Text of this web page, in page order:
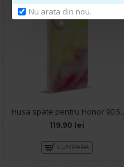
Nu arata din nou.
Husa spate
119.90 lei
CUMPARA